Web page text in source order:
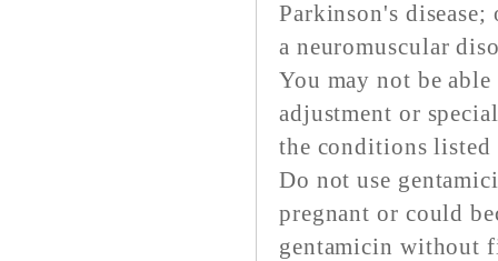
Parkinson's disease;
a neuromuscular
You may not be
adjustment or
the conditions listed
Do not use
pregnant or could
gentamicin without